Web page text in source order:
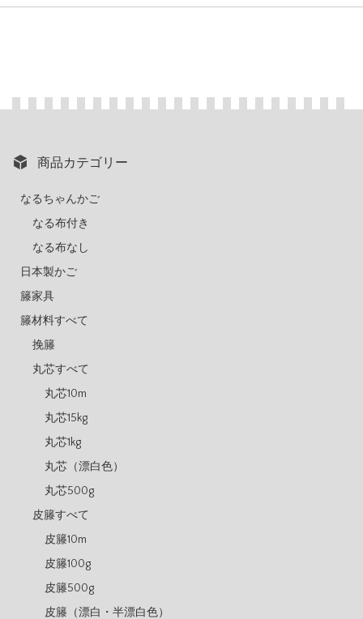
商品カテゴリー
なるちゃんかご
なる布付き
なる布なし
日本製かご
籐家具
籐材料すべて
挽籐
丸芯すべて
丸芯10m
丸芯15kg
丸芯1kg
丸芯（漂白色）
丸芯500g
皮籐すべて
皮籐10m
皮籐100g
皮籐500g
皮籐（漂白・半漂白色）